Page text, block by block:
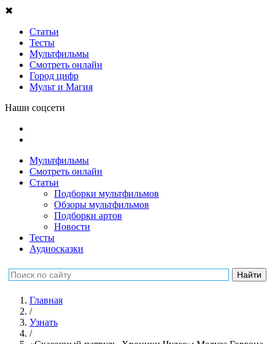
✖
Статьи
Тесты
Мультфильмы
Смотреть онлайн
Город цифр
Мульт и Магия
Наши соцсети
Мультфильмы
Смотреть онлайн
Статьи
Подборки мультфильмов
Обзоры мультфильмов
Подборки артов
Новости
Тесты
Аудиосказки
Главная
/
Узнать
/